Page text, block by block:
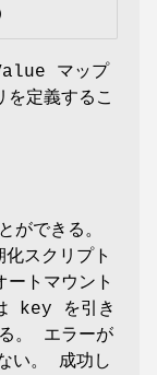
マップ
定義するこ
ができる。
スクリプト
ートマウント
key を引き
。 エラーが
い。 成功し